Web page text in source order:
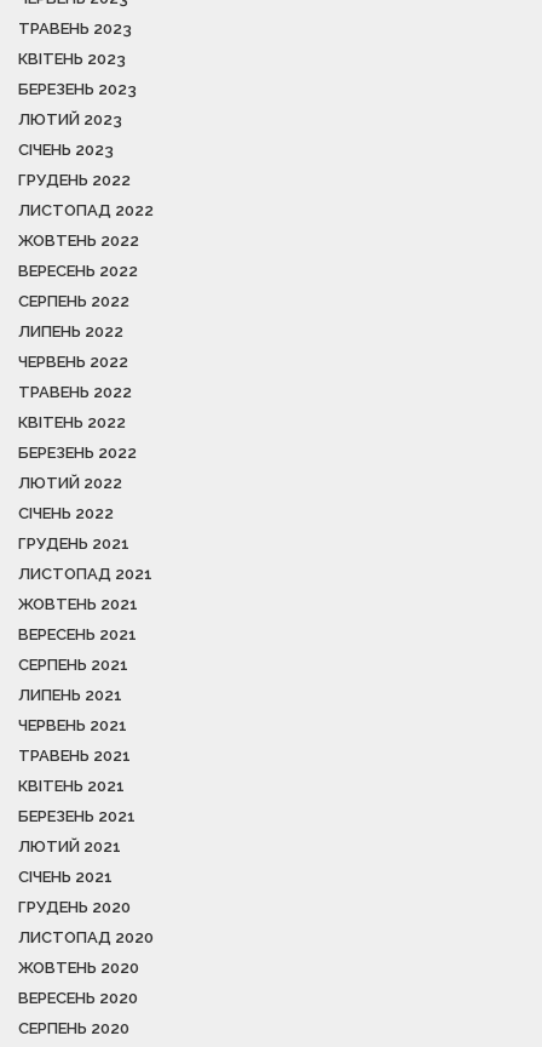
ТРАВЕНЬ 2023
КВІТЕНЬ 2023
БЕРЕЗЕНЬ 2023
ЛЮТИЙ 2023
СІЧЕНЬ 2023
ГРУДЕНЬ 2022
ЛИСТОПАД 2022
ЖОВТЕНЬ 2022
ВЕРЕСЕНЬ 2022
СЕРПЕНЬ 2022
ЛИПЕНЬ 2022
ЧЕРВЕНЬ 2022
ТРАВЕНЬ 2022
КВІТЕНЬ 2022
БЕРЕЗЕНЬ 2022
ЛЮТИЙ 2022
СІЧЕНЬ 2022
ГРУДЕНЬ 2021
ЛИСТОПАД 2021
ЖОВТЕНЬ 2021
ВЕРЕСЕНЬ 2021
СЕРПЕНЬ 2021
ЛИПЕНЬ 2021
ЧЕРВЕНЬ 2021
ТРАВЕНЬ 2021
КВІТЕНЬ 2021
БЕРЕЗЕНЬ 2021
ЛЮТИЙ 2021
СІЧЕНЬ 2021
ГРУДЕНЬ 2020
ЛИСТОПАД 2020
ЖОВТЕНЬ 2020
ВЕРЕСЕНЬ 2020
СЕРПЕНЬ 2020